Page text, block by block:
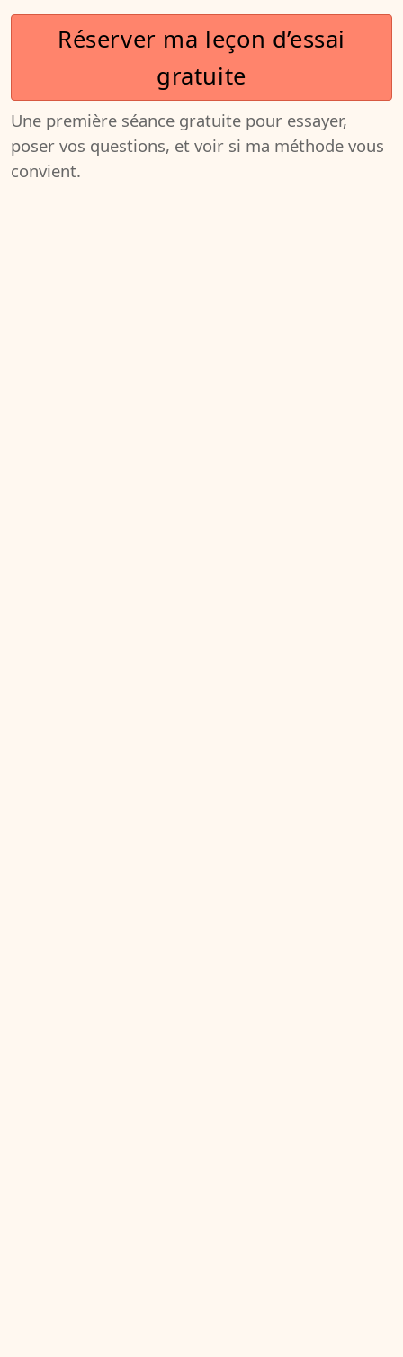
Réserver ma leçon d’essai
gratuite
Une première séance gratuite pour essayer,
poser vos questions, et voir si ma méthode vous
convient.